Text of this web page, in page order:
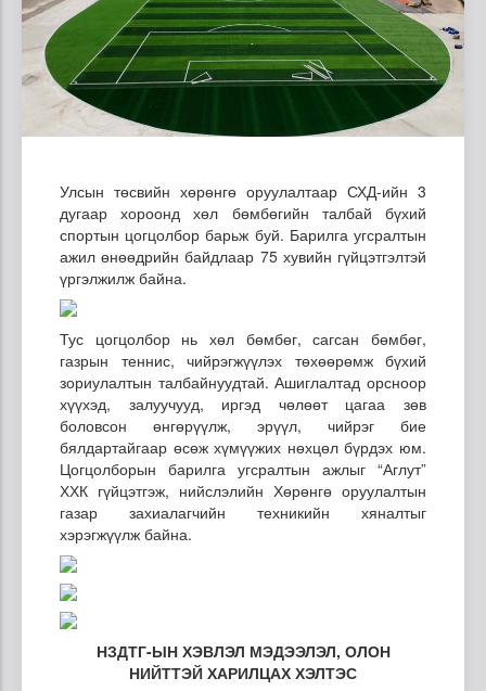
Улсын төсвийн хөрөнгө оруулалтаар СХД-ийн 3
дугаар хороонд хөл бөмбөгийн талбай бүхий
спортын цогцолбор барьж буй. Барилга угсралтын
ажил өнөөдрийн байдлаар 75 хувийн гүйцэтгэлтэй
үргэлжилж байна.
Тус цогцолбор нь хөл бөмбөг, сагсан бөмбөг,
газрын теннис, чийрэгжүүлэх төхөөрөмж бүхий
зориулалтын талбайнуудтай. Ашиглалтад орсноор
хүүхэд, залуучууд, иргэд чөлөөт цагаа зөв
боловсон өнгөрүүлж, эрүүл, чийрэг бие
бялдартайгаар өсөж хүмүүжих нөхцөл бүрдэх юм.
Цогцолборын барилга угсралтын ажлыг “Аглут”
ХХК гүйцэтгэж, нийслэлийн Хөрөнгө оруулалтын
газар захиалагчийн техникийн хяналтыг
хэрэгжүүлж байна.
НЗДТГ-ЫН ХЭВЛЭЛ МЭДЭЭЛЭЛ, ОЛОН
НИЙТТЭЙ ХАРИЛЦАХ ХЭЛТЭС